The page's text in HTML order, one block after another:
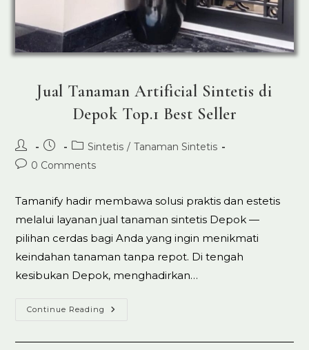
Jual Tanaman Artificial Sintetis di
Depok Top.1 Best Seller
Post
author:
Post
published:
Post
category:
Sintetis / Tanaman Sintetis
Post0 Comments
Tamanify hadir membawa solusi praktis dan estetis
melalui layanan jual tanaman sintetis Depok —
pilihan cerdas bagi Anda yang ingin menikmati
keindahan tanaman tanpa repot. Di tengah
kesibukan Depok, menghadirkan…
Continue Reading Jual
Sintetis